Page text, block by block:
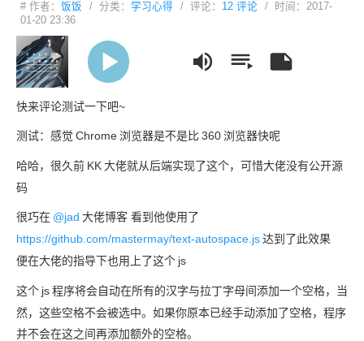
# 作者： 饭饭 / 分类： 学习心得 / 评论： 12 评论
/ 时间：2017-
01-20 23:36
Outside
Calvin Harris/Ellie Goulding
快来评论测试一下吧~
测试：感觉 Chrome浏览器是不是比360浏览器快呢
哈哈，很久前 KK大佬就从后端实现了这个，可惜大佬没有公开源
码
很巧在 @jad 大佬博客 看到他使用了
https://github.com/mastermay/text-autospace.js达到了此效果
便在大佬的指导下也用上了这个 js
这个 js程序将会自动在所有的汉字与拉丁字母间添加一个空格，当
然，这些空格不会被选中。如果你原本已经手动添加了空格，程序
并不会在这之间再添加额外的空格。